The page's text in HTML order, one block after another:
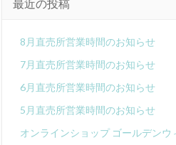
最近の投稿
8月直売所営業時間のお知らせ
7月直売所営業時間のお知らせ
6月直売所営業時間のお知らせ
5月直売所営業時間のお知らせ
オンラインショップ ゴールデン